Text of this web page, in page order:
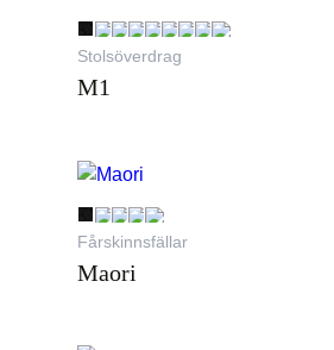
Stolsöverdrag
M1
Fårskinnsfällar
Maori